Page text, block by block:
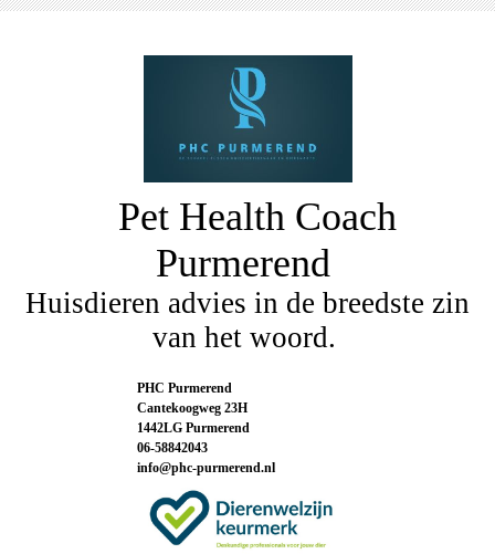
Pet Health Coach
Purmerend
Huisdieren advies in de breedste zin
van het woord.
PHC Purmerend
Cantekoogweg 23H
1442LG Purmerend
06-58842043
info@phc-purmerend.nl